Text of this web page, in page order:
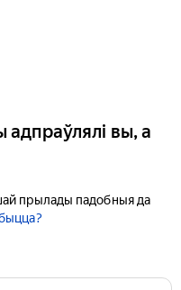
вы, а
прылады падобныя да